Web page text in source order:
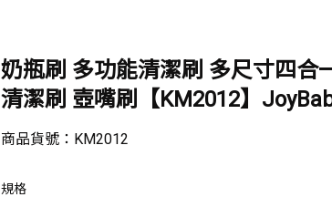
奶瓶刷 多功能清潔刷 多尺寸四合
清潔刷 壺嘴刷【KM2012】
商品貨號： KM2012
規格